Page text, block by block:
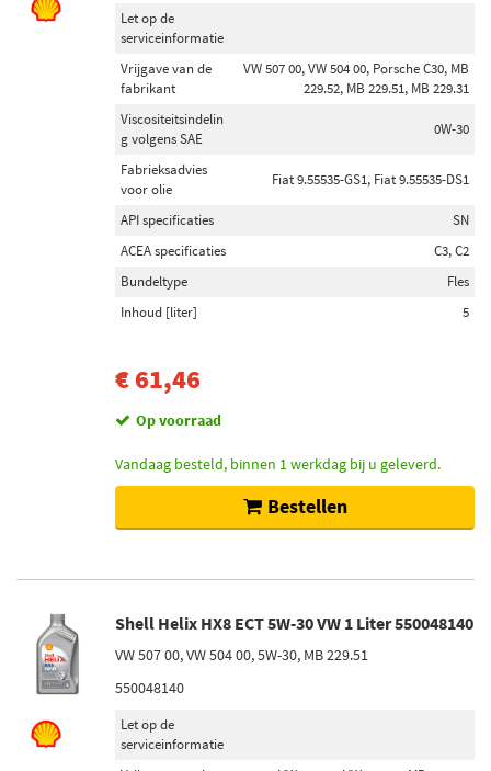
Let op de
serviceinformatie
Vrijgave van de
fabrikant
VW 507 00, VW 504 00, Porsche C30, MB
229.52, MB 229.51, MB 229.31
Viscositeitsindelin
g volgens SAE
0W-30
Fabrieksadvies
voor olie
Fiat 9.55535-GS1, Fiat 9.55535-DS1
API specificaties
SN
ACEA specificaties
C3, C2
Bundeltype
Fles
Inhoud [liter]
5
€ 61,46
Op voorraad
Vandaag besteld, binnen 1 werkdag bij u geleverd.
Bestellen
Shell Helix HX8 ECT 5W-30 VW 1 Liter 550048140
VW 507 00, VW 504 00, 5W-30, MB 229.51
550048140
Let op de
serviceinformatie